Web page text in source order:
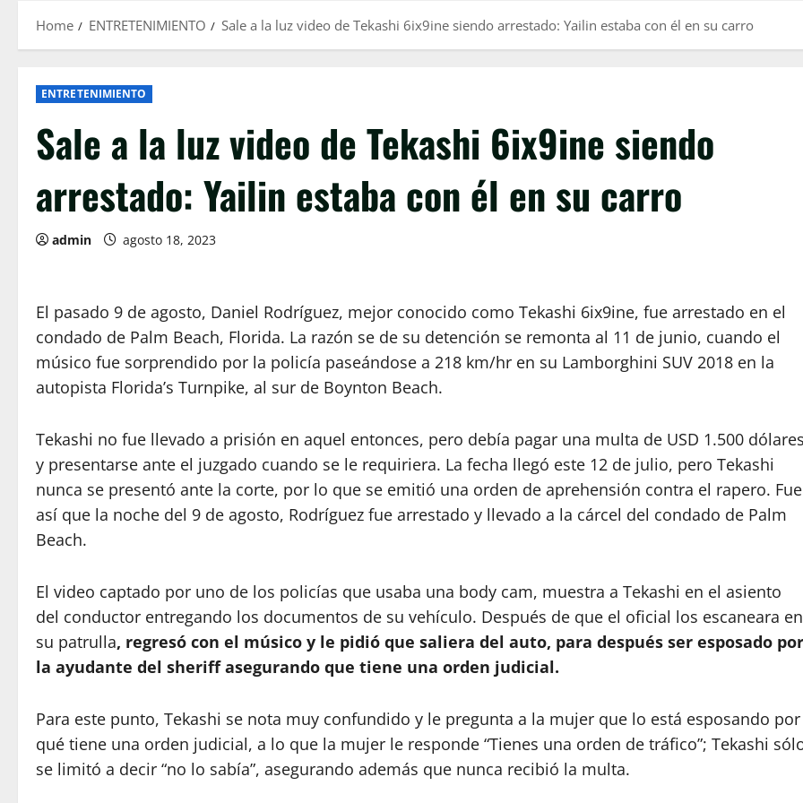
Home ENTRETENIMIENTO Sale a la luz video de Tekashi 6ix9ine siendo arrestado: Yailin estaba con él en su carro
ENTRETENIMIENTO
Sale a la luz video de Tekashi 6ix9ine siendo
arrestado: Yailin estaba con él en su carro
admin agosto 18, 2023
El pasado 9 de agosto, Daniel Rodríguez, mejor conocido como Tekashi 6ix9ine, fue arrestado en el
condado de Palm Beach, Florida. La razón se de su detención se remonta al 11 de junio, cuando el
músico fue sorprendido por la policía paseándose a 218 km/hr en su Lamborghini SUV 2018 en la
autopista Florida’s Turnpike, al sur de Boynton Beach.
Tekashi no fue llevado a prisión en aquel entonces, pero debía pagar una multa de USD 1.500 dólares
y presentarse ante el juzgado cuando se le requiriera. La fecha llegó este 12 de julio, pero Tekashi
nunca se presentó ante la corte, por lo que se emitió una orden de aprehensión contra el rapero. Fue
así que la noche del 9 de agosto, Rodríguez fue arrestado y llevado a la cárcel del condado de Palm
Beach.
El video captado por uno de los policías que usaba una body cam, muestra a Tekashi en el asiento
del conductor entregando los documentos de su vehículo. Después de que el oficial los escaneara en
su patrulla, regresó con el músico y le pidió que saliera del auto, para después ser esposado por
la ayudante del sheriff asegurando que tiene una orden judicial.
Para este punto, Tekashi se nota muy confundido y le pregunta a la mujer que lo está esposando por
qué tiene una orden judicial, a lo que la mujer le responde “Tienes una orden de tráfico”; Tekashi
se limitó a decir “no lo sabía”, asegurando además que nunca recibió la multa.